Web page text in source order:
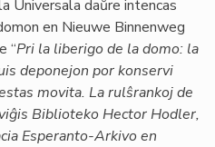
Universala daŭre intencas
en Nieuwe Binnenweg
“Pri la liberigo de la domo: la
deponejon por konservi
movita. La rulŝrankoj de
Biblioteko Hector Hodler,
Esperanto-Arkivo en